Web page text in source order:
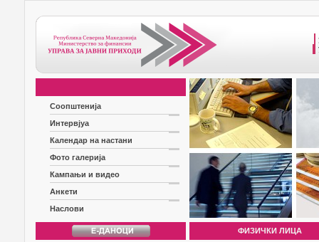
Соопштенија
Интервјуа
Календар на настани
Фото галерија
Кампањи и видео
Анкети
Наслови
ФИЗИЧКИ ЛИЦА